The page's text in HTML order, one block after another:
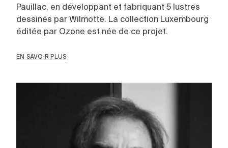
Pauillac, en développant et fabriquant 5 lustres
dessinés par Wilmotte. La collection Luxembourg
éditée par Ozone est née de ce projet.
EN SAVOIR PLUS